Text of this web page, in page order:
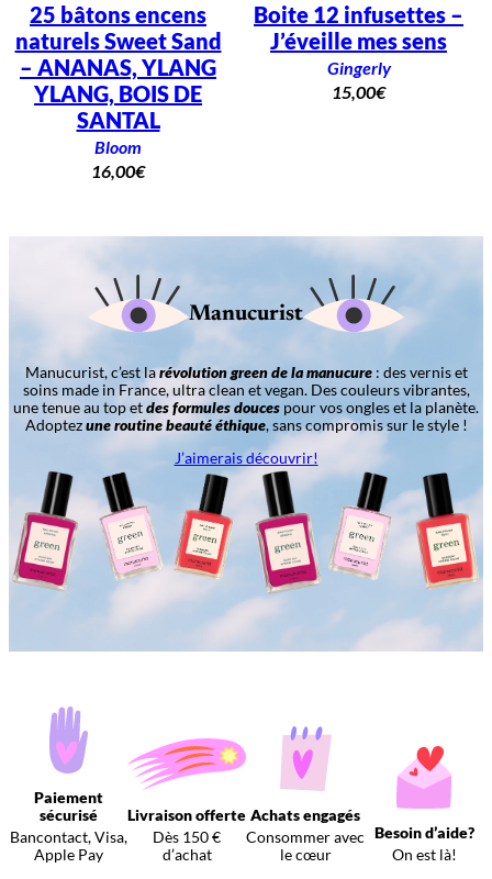
25 bâtons encens
naturels Sweet Sand
– ANANAS, YLANG
YLANG, BOIS DE
SANTAL
Bloom
16,00€
Boite 12 infusettes –
J’éveille mes sens
Gingerly
15,00€
Manucurist
Manucurist, c’est larévolution green de la manucure: des vernis et
soins made in France, ultra clean et vegan. Des couleurs vibrantes,
une tenue au top etdes formules douces pour vos ongles et la planète.
Adoptezune routine beauté éthique, sans compromis sur le style !
J’aimerais découvrir!
Paiement
sécurisé
Bancontact, Visa,
Apple Pay
Livraison offerte
Dès 150 €
d’achat
Achats engagés
Consommer avec
le cœur
Besoin d’aide?
On est là!